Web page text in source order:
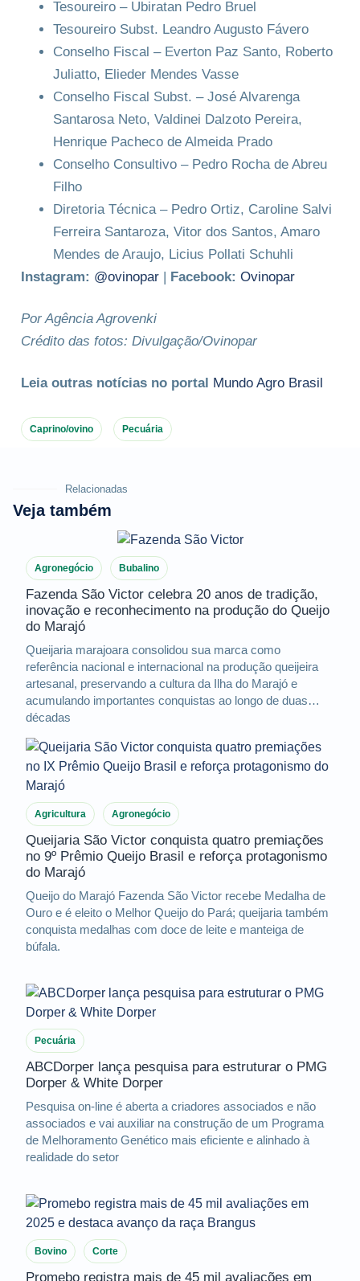
Tesoureiro – Ubiratan Pedro Bruel
Tesoureiro Subst. Leandro Augusto Fávero
Conselho Fiscal – Everton Paz Santo, Roberto
Juliatto, Elieder Mendes Vasse
Conselho Fiscal Subst. – José Alvarenga
Santarosa Neto, Valdinei Dalzoto Pereira,
Henrique Pacheco de Almeida Prado
Conselho Consultivo – Pedro Rocha de Abreu
Filho
Diretoria Técnica – Pedro Ortiz, Caroline Salvi
Ferreira Santaroza, Vitor dos Santos, Amaro
Mendes de Araujo, Licius Pollati Schuhli
Instagram: @ovinopar | Facebook: Ovinopar
Por Agência Agrovenki
Crédito das fotos: Divulgação/Ovinopar
Leia outras notícias no portal Mundo Agro Brasil
Caprino/ovino Pecuária
Relacionadas
Veja também
Agronegócio Bubalino
Fazenda São Victor celebra 20 anos de tradição,
inovação e reconhecimento na produção do Queijo
do Marajó
Queijaria marajoara consolidou sua marca como
referência nacional e internacional na produção queijeira
artesanal, preservando a cultura da Ilha do Marajó e
acumulando importantes conquistas ao longo de duas
décadas
Agricultura Agronegócio
Queijaria São Victor conquista quatro premiações
no 9º Prêmio Queijo Brasil e reforça protagonismo
do Marajó
Queijo do Marajó Fazenda São Victor recebe Medalha de
Ouro e é eleito o Melhor Queijo do Pará; queijaria também
conquista medalhas com doce de leite e manteiga de
búfala.
Pecuária
ABCDorper lança pesquisa para estruturar o PMG
Dorper & White Dorper
Pesquisa on-line é aberta a criadores associados e não
associados e vai auxiliar na construção de um Programa
de Melhoramento Genético mais eficiente e alinhado à
realidade do setor
Bovino Corte
Promebo registra mais de 45 mil avaliações em